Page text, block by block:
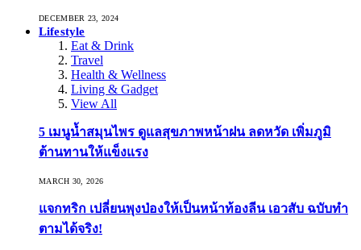
DECEMBER 23, 2024
Lifestyle
Eat & Drink
Travel
Health & Wellness
Living & Gadget
View All
5 เมนูน้ำสมุนไพร ดูแลสุขภาพหน้าฝน ลดหวัด เพิ่มภูมิ
ต้านทานให้แข็งแรง
MARCH 30, 2026
แจกทริก เปลี่ยนพุงป่องให้เป็นหน้าท้องลีน เอวสับ ฉบับทำ
ตามได้จริง!